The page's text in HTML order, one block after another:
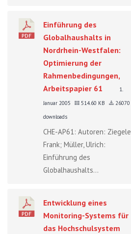
Einführung des
Globalhaushalts in
Nordrhein-Westfalen:
Optimierung der
Rahmenbedingungen,
Arbeitspapier 61
1.
Januar 2005
514.60 KB
26070
downloads
CHE-AP61: Autoren: Ziegele,
Frank; Müller, Ulrich:
Einführung des
Globalhaushalts...
Entwicklung eines
Monitoring-Systems für
das Hochschulsystem